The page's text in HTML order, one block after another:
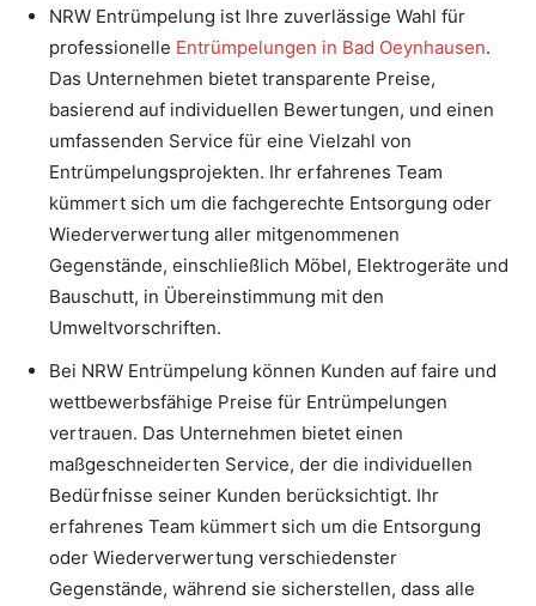
NRW Entrümpelung ist Ihre zuverlässige Wahl für
professionelle Entrümpelungen in Bad Oeynhausen.
Das Unternehmen bietet transparente Preise,
basierend auf individuellen Bewertungen, und einen
umfassenden Service für eine Vielzahl von
Entrümpelungsprojekten. Ihr erfahrenes Team
kümmert sich um die fachgerechte Entsorgung oder
Wiederverwertung aller mitgenommenen
Gegenstände, einschließlich Möbel, Elektrogeräte und
Bauschutt, in Übereinstimmung mit den
Umweltvorschriften.
Bei NRW Entrümpelung können Kunden auf faire und
wettbewerbsfähige Preise für Entrümpelungen
vertrauen. Das Unternehmen bietet einen
maßgeschneiderten Service, der die individuellen
Bedürfnisse seiner Kunden berücksichtigt. Ihr
erfahrenes Team kümmert sich um die Entsorgung
oder Wiederverwertung verschiedenster
Gegenstände, während sie sicherstellen, dass alle